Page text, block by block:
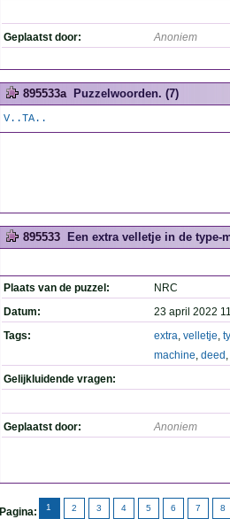
Geplaatst door: Anoniem
895533a Puzzelwoorden. (7)
V..TA..
895533 Een extra velletje in de type-
Plaats van de puzzel:
NRC
Datum:
23 april 2022
Tags:
extra, velletje,
machine, deed ,
Gelijkluidende vragen:
Geplaatst door: Anoniem
Pagina: 1 2 3 4 5 6 7 8